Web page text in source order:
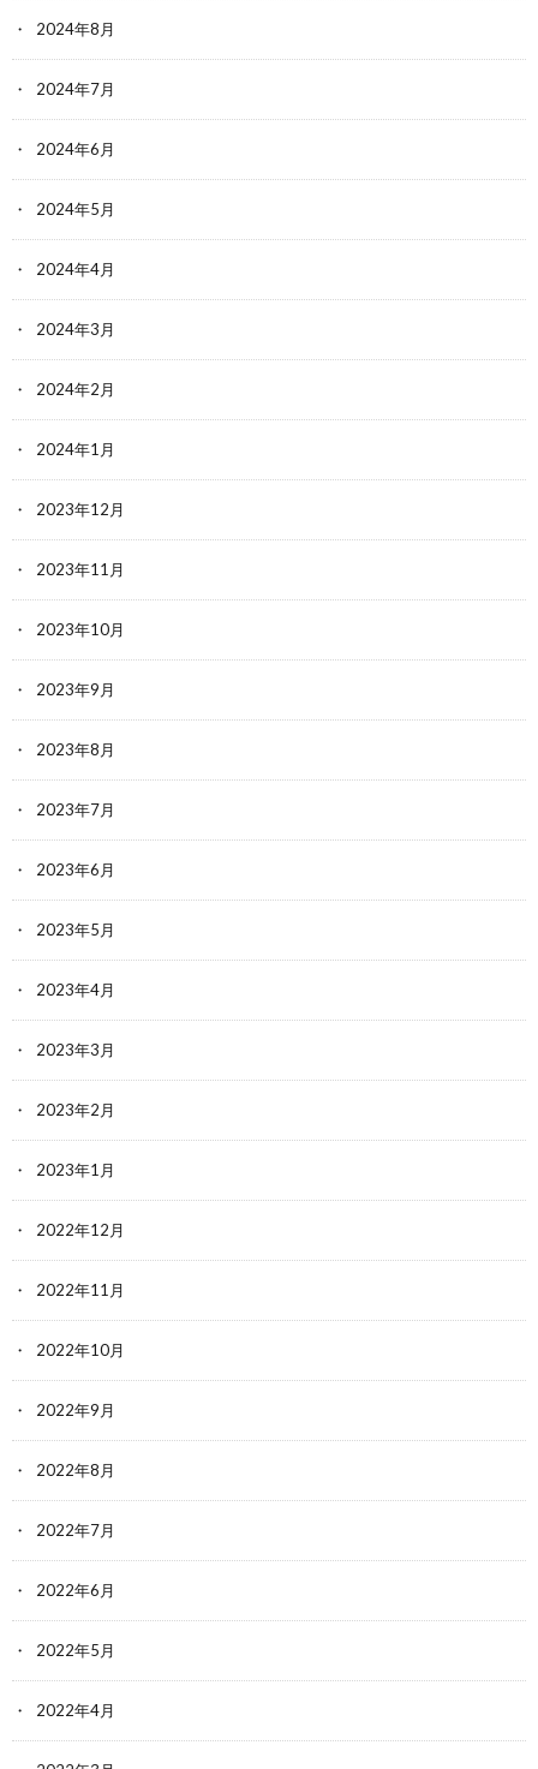
2024年8月
2024年7月
2024年6月
2024年5月
2024年4月
2024年3月
2024年2月
2024年1月
2023年12月
2023年11月
2023年10月
2023年9月
2023年8月
2023年7月
2023年6月
2023年5月
2023年4月
2023年3月
2023年2月
2023年1月
2022年12月
2022年11月
2022年10月
2022年9月
2022年8月
2022年7月
2022年6月
2022年5月
2022年4月